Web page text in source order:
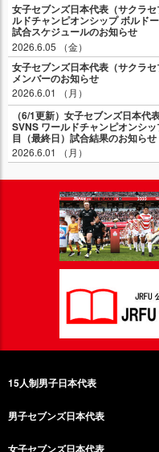
女子セブンズ日本代表（サクラ
ルドチャンピオンシップ ボルド
試合スケジュールのお知らせ
2026.6.05 （金）
女子セブンズ日本代表（サクラ
メンバーのお知らせ
2026.6.01 （月）
（6/1更新）女子セブンズ日本代
SVNS ワールドチャンピオンシ
目（最終日）試合結果のお知らせ
2026.6.01 （月）
15人制男子日本代表
男子セブンズ日本代表
女子セブンズ日本代表